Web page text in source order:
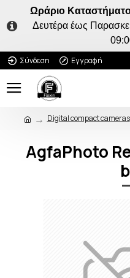
Ωράριο
Δευτέρα έως
Σύνδεση
Εγγραφή
Digital compact cameras
AgfaPhoto